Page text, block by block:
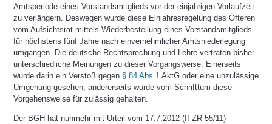
Amtsperiode eines Vorstandsmitglieds vor der einjährigen Vorlaufzeit
zu verlängern. Deswegen wurde diese Einjahresregelung des Öfteren
vom Aufsichtsrat mittels Wiederbestellung eines Vorstandsmitglieds
für höchstens fünf Jahre nach einvernehmlicher Amtsniederlegung
umgangen. Die deutsche Rechtsprechung und Lehre vertraten bisher
unterschiedliche Meinungen zu dieser Vorgangsweise. Einerseits
wurde darin ein Verstoß gegen § 84 Abs 1 AktG oder eine unzulässige
Umgehung gesehen, andererseits wurde vom Schrifttum diese
Vorgehensweise für zulässig gehalten.
Der BGH hat nunmehr mit Urteil vom 17.7.2012 (II ZR 55/11)